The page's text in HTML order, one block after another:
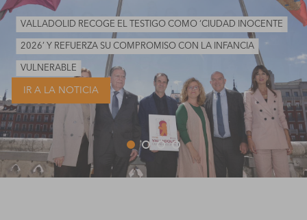
VALLADOLID RECOGE EL TESTIGO COMO ‘CIUDAD INOCENTE
2026’ Y REFUERZA SU COMPROMISO CON LA INFANCIA
VULNERABLE
IR A LA NOTICIA